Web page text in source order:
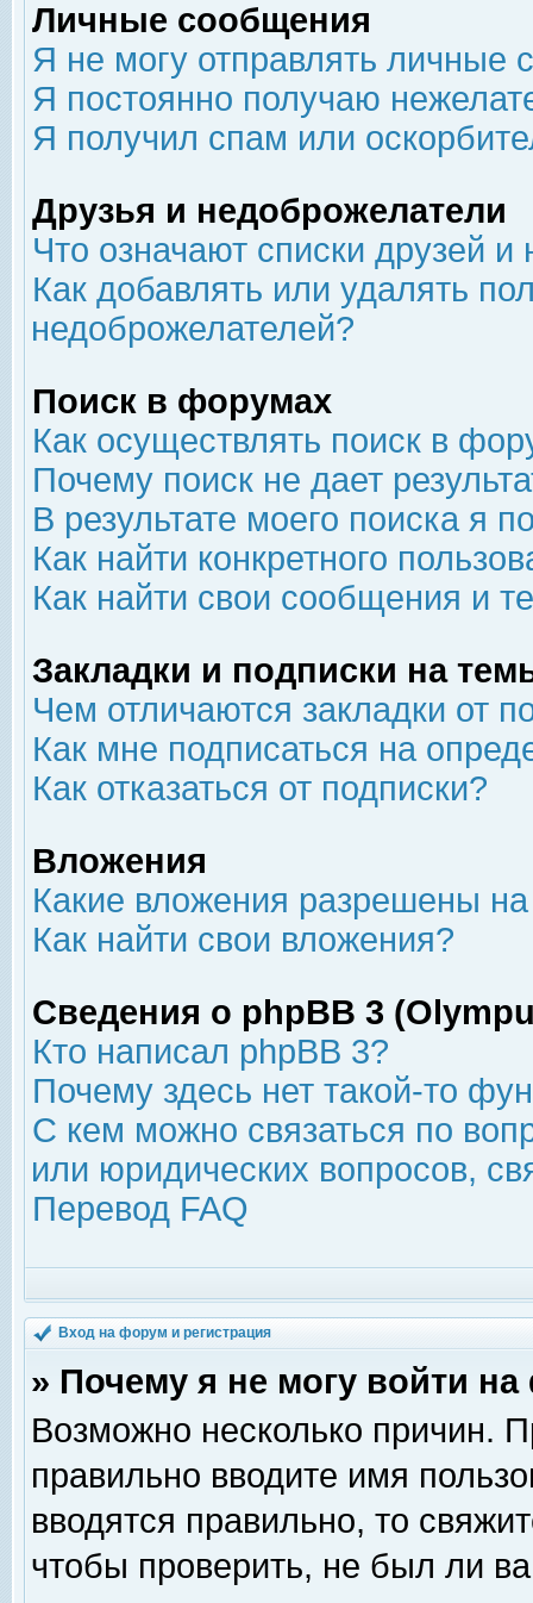
Личные сообщения
Я не могу отправлять личные
Я постоянно получаю
Я получил спам или
Друзья и недоброжелатели
Что означают списки друзей
Как добавлять или удалять
недоброжелателей?
Поиск в форумах
Как осуществлять поиск в
Почему поиск не дает
В результате моего поиска я
Как найти конкретного
Как найти свои сообщения и
Закладки и подписки на
Чем отличаются закладки от
Как мне подписаться на
Как отказаться от подписки?
Вложения
Какие вложения разрешены
Как найти свои вложения?
Сведения о phpBB 3
Кто написал phpBB 3?
Почему здесь нет такой-то
С кем можно связаться по
или юридических вопросов,
Перевод FAQ
Вход на форум и регистрация
» Почему я не могу войти
Возможно несколько причин.
правильно вводите имя
вводятся правильно, то
чтобы проверить, не был ли